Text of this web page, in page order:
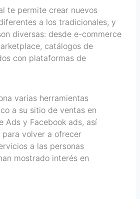
te permite crear nuevos
a los tradicionales, y
diversas: desde e-commerce
catálogos de
con plataformas de
varias herramientas
a su sitio de ventas en
Ads y Facebook ads, así
volver a ofrecer
a las personas
mostrado interés en